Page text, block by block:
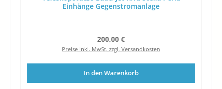
Einhänge Gegenstromanlage
Regulärer Preis:
200,00 €
Preise inkl. MwSt. zzgl. Versandkosten
In den Warenkorb